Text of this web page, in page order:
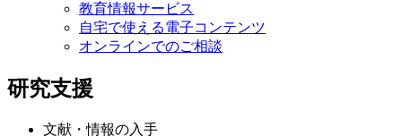
教育情報サービス
自宅で使える電子コンテンツ
オンラインでのご相談
研究支援
文献・情報の入手